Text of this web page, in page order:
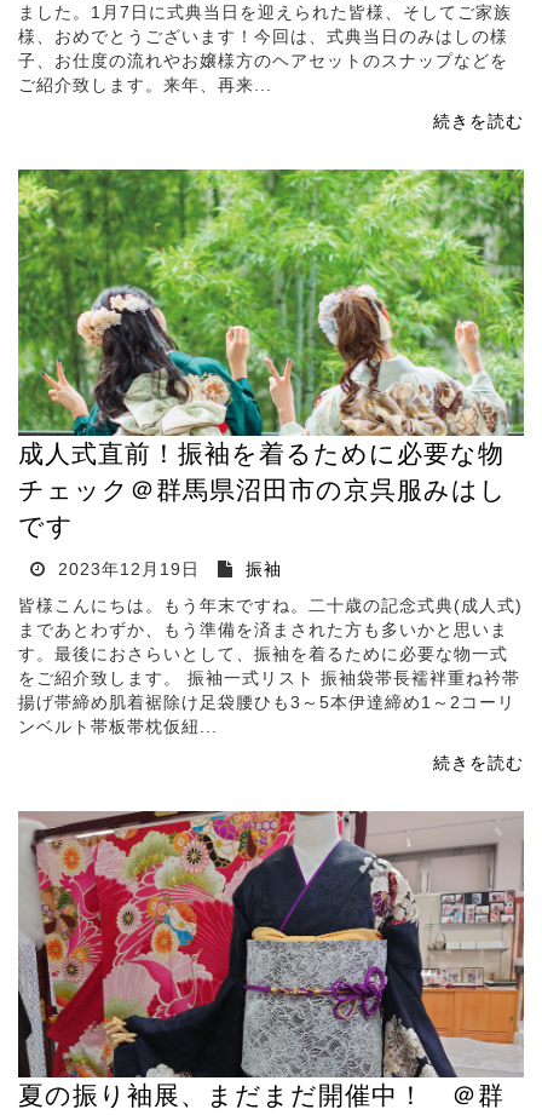
ました。1月7日に式典当日を迎えられた皆様、そしてご家族
様、おめでとうございます！今回は、式典当日のみはしの様
子、お仕度の流れやお嬢様方のヘアセットのスナップなどを
ご紹介致します。来年、再来...
続きを読む
成人式直前！振袖を着るために必要な物
チェック＠群馬県沼田市の京呉服みはし
です
2023年12月19日
振袖
皆様こんにちは。もう年末ですね。二十歳の記念式典(成人式)
まであとわずか、もう準備を済まされた方も多いかと思いま
す。最後におさらいとして、振袖を着るために必要な物一式
をご紹介致します。 振袖一式リスト 振袖袋帯長襦袢重ね衿帯
揚げ帯締め肌着裾除け足袋腰ひも3～5本伊達締め1～2コーリ
ンベルト帯板帯枕仮紐...
続きを読む
夏の振り袖展、まだまだ開催中！ ＠群